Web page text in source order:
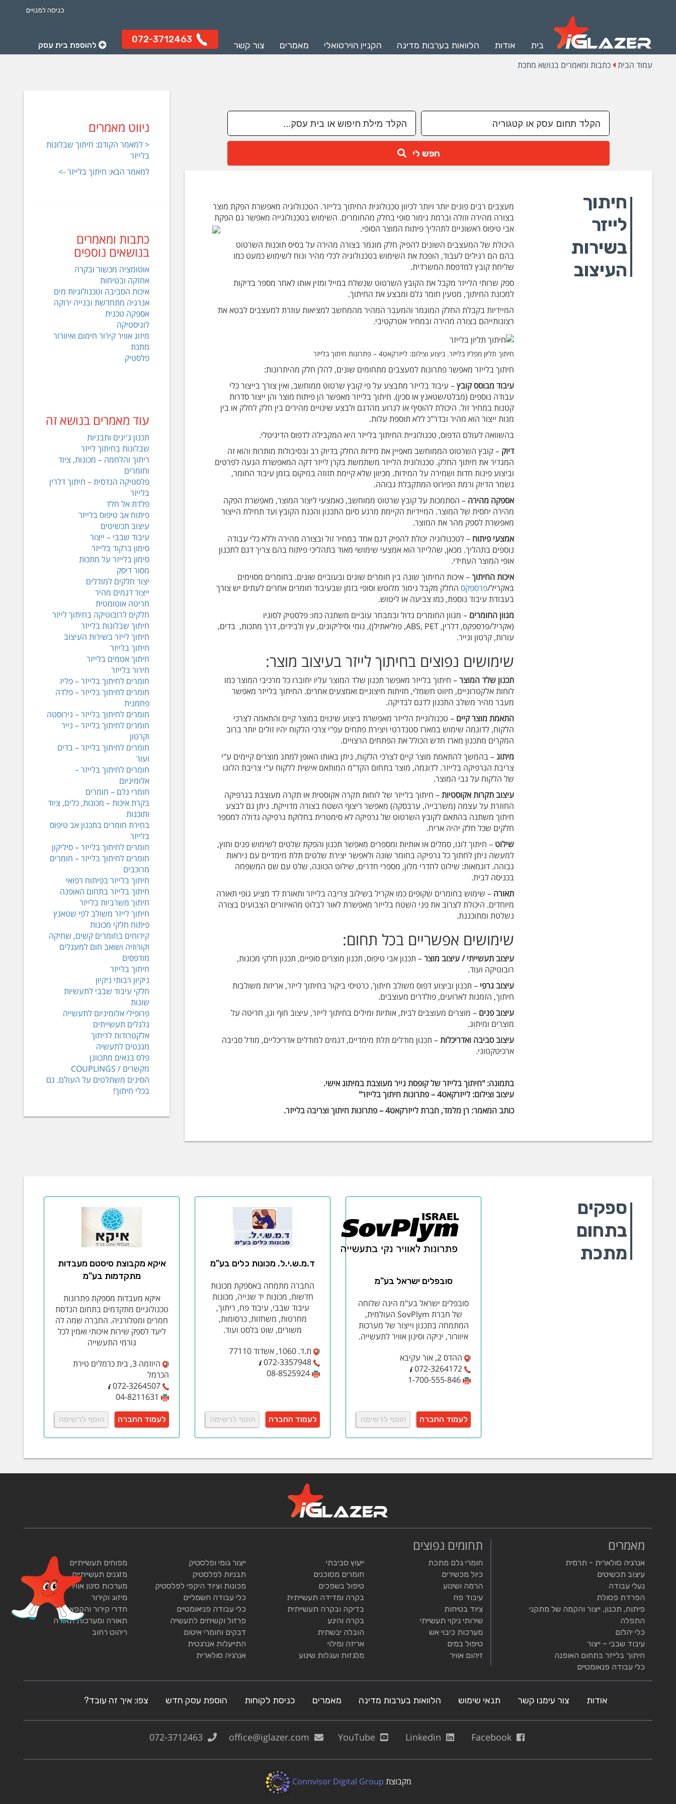
כניסה למנויים
בית אודות הלוואות בערבות מדינה הקניין הוירטואלי מאמרים צור קשר
072-3712463
להוספת בית עסק
עמוד הבית כתבות ומאמרים בנושא מתכת
חפש לי
חיתוך
לייזר
בשירות
העיצוב
מעצבים רבים פונים יותר ויותר לכיוון טכנולוגית החיתוך בלייזר. הטכנולוגיה מאפשרת הפקת מוצר
בצורה מהירה וזולה וברמת גימור סופי בחלק מהחומרים. השימוש בטכנולוגייה מאפשר גם הפקת
אבי טיפוס ראשוניים לתהליך פיתוח המוצר הסופי.
היכולת של המעצבים השונים להפיק חלק מוגמר בצורה מהירה על בסיס תוכנות השרטוט
בהם הם רגילים לעבוד, הופכת את השימוש בטכנולוגיה לכלי מהיר ונוח לשימוש כמעט כמו
שליחת קובץ למדפסת המשרדית.
ספק שרותי הלייזר מקבל את הקובץ השרטוט שנשלח במייל ומזין אותו לאחר מספר בדיקות
למכונת החיתוך, מטעין חומר גלם ומבצע את החיתוך.
המיידיות בקבלת החלק המוגמר והמעבר המהיר מהמחשב למציאות עוזרת למעצבים לבטא את
רצונותייהם בצורה מהירה ובמחיר אטרקטיבי.
חיתוך תליון מפליז בלייזר. ביצוע וצילום: לייזרקאט4 – פתרונות חיתוך בלייזר
חיתוך בלייזר מאפשר פתרונות למעצבים מתחומים שונים, להלן חלק מהיתרונות:
עיבוד מבוסס קובץ– עיבוד בלייזר מתבצע על פי קובץ שרטוט ממוחשב, ואין צורך בייצור כלי
עבודה נוספים (מבלט/שטאנץ או סכין). חיתוך בלייזר מאפשר הן פיתוח מוצר והן ייצור סדרות
קטנות במחיר זול. היכולת להוסיף או לגרוע מהדגם ולבצע שינויים מהירים בין חלק לחלק או בין
מנות ייצור הוא מהיר ובדר"כ ללא תוספת עלות.
בהשוואה לעולם הדפוס, טכנולוגיית החיתוך בלייזר היא המקבילה לדפוס הדיגיטלי.
דיוק – קובץ השרטוט הממוחשב מאפיין את מידות החלק בדיוק רב ובסיבולות מותרות והוא זה
המגדיר את חיתוך החלק. טכנולוגית הלייזר משתמשת בקרן לייזר דקה המאפשרת הגעה לפרטים
וביצוע פינות חדות ושמירה על המידות. מכיוון שלא קיימת תזוזה במיקום בזמן עיבוד החומר,
נשמר הדיוק ורמת הפירוט המתקבלת גבוהה.
אספקה מהירה – הסתמכות על קובץ שרטוט ממוחשב, כאמצעי ליצור המוצר, מאפשרת הפקה
מהירה יחסית של המוצר. המיידיות הקיימת מרגע סיום התכנון והכנת הקובץ ועד תחילת הייצור
מאפשרת לספק מהר את המוצר.
אמצעי פיתוח – לטכנולוגיה יכולת להפיק דגם אחד במחיר זול ובצורה מהירה וללא כלי עבודה
נוספים בתהליך. מכאן, שהלייזר הוא אמצעי שימושי מאוד בתהליכי פיתוח בהם צריך דגם לתכנון
אופי המוצר העתידי.
איכות החיתוך– איכות החיתוך שונה בין חומרים שונים ובעוביים שונים. בחומרים מסוימים
באקריל/פרספקס החלק מקבל גימור מלוטש וסופי בזמן שבעיבוד חומרים אחרים לעתים יש צורך
בעבודת עיבוד נוספת, כמו צביעה או ליטוש.
מגוון החומרים – מגוון החומרים גדול ובמבחר עוביים משתנה כמו: פלסטיק לסוגיו
(אקריל/פרספקס, דלרין, ABS, PET, פוליאתילן), גומי וסיליקונים, עץ ולבידים, דרך מתכות, בדים,
עורות, קרטון ונייר.
שימושים נפוצים בחיתוך לייזר בעיצוב מוצר:
תכנון שלד המוצר– חיתוך בלייזר מאפשר תכנון שלד המוצר עליו יחוברו כל מרכיבי המוצר כמו
לוחות אלקטרוניים, חיווט חשמלי, חזיתות חיצוניים ואמצעים אחרים. החיתוך בלייזר מאפשר
מעבר מהיר משלב התכנון לדגם לבדיקה.
התאמת מוצר קיים – טכנולוגיית הלייזר מאפשרת ביצוע שינוים במוצר קיים והתאמה לצרכי
הלקוח, לדוגמה שימוש במארז סטנדרטי ויצירת פתחים עפ"י צרכי הלקוח יהיו זולים יותר ברוב
המקרים מתכנון מארז חדש הכולל את הפתחים הרצויים.
מיתוג– בהמשך להתאמת מוצר קיים לצרכי הלקוח, ניתן באותו האופן למתג מוצרים קיימים ע"י
צריבת הגרפיקה בלייזר. לדוגמה, מוצר בתחום הקד"מ המותאם אישית ללקוח ע"י צריבת הלוגו
של הלקוח על גבי המוצר.
עיצוב תקרות אקוסטיות– חיתוך בלייזר של לוחות תקרה אקוסטית או תקרה מעוצבת בגרפיקה
החוזרת על עצמה (משרבייה, ערבסקה) מאפשר ריצוף השטח בצורה מדוייקת. ניתן גם לבצע
חיתוך משתנה בהתאם לקובץ השרטוט של גרפיקה לא סימטרית בחלוקת גרפיקה גדולה למספר
חלקים שכל חלק יהיה אריח.
שילוט – חיתוך לוגו, סמלים או אותיות ומספרים מאפשר תכנון והפקת שלטים לשימוש פנים וחוץ,
למעשה ניתן לחתוך כל גרפיקה בחומר שונה ולאפשר יצירת שלטים תלת מימדיים עם ניראות
גבוהה. דוגמאות: שילוט לחדרי מלון, מספרי חדרים, שילוט הכוונה, שלט עם שם המשפחה
בכניסה לבית.
תאורה – שימוש בחומרים שקופים כמו אקריל בשילוב צריבה בלייזר ותאורת לד מציע גופי תאורה
מיוחדים. היכולת לצרוב את פני השטח בלייזר מאפשרת לאור לבלוט מהאיזורים הצבועים בצורה
נשלטת ומתוכננת.
שימושים אפשריים בכל תחום:
עיצוב תעשייתי / עיצוב מוצר– תכנון אבי טיפוס, תכנון מוצרים סופיים, תכנון חלקי מכונות,
רובוטיקה ועוד.
עיצוב גרפי – תכנון וביצוע דפוס משולב חיתוך, כרטיסי ביקור בחיתוך לייזר, אריזות משולבות
חיתוך, הזמנות לארועים, פולדרים מעוצבים.
עיצוב פנים – מוצרים מעוצבים לבית, אותיות ומילים בחיתוך לייזר, עיצוב חוף וגן, חריטה על
מוצרים ומיתוג.
עיצוב סביבה ואדריכלות– תכנון מודלים תלת מימדיים, דגמים למודלים אדריכליים, מודל סביבה
ארכיטקטוני.
בתמונה: "חיתוך בלייזר של קופסת נייר מעוצבת במיתוג אישי.
עיצוב וצילום: לייזרקאט4 – פתרונות חיתוך בלייזר"
כותב המאמר: רן מלמד, חברת לייזרקאט4 – פתרונות חיתוך וצריבה בלייזר.
ניווט מאמרים
< למאמר הקודם: חיתוך שבלונות
בלייזר
למאמר הבא: חיתוך בלייזר ->
כתבות ומאמרים
בנושאים נוספים
אוטומציה מכשור ובקרה
אחזקה ובטיחות
איכות הסביבה וטכנולוגיות מים
אנרגיה מתחדשת ובנייה ירוקה
אספקה טכנית
לוגיסטיקה
מיזוג אוויר קירור חימום ואיוורור
מתכת
פלסטיק
עוד מאמרים בנושא זה
תכנון ג'יגים ותבניות
שבלונות בחיתוך לייזר
ריתוך והלחמה – מכונות, ציוד
וחומרים
פלסטיקה הנדסית – חיתוך דלרין
בלייזר
פלדת אל חלד
פיתוח אב טיפוס בלייזר
עיצוב תכשיטים
עיבוד שבבי – ייצור
סימון ברקוד בלייזר
סימון בלייזר על מתכות
מסור דיסק
יצור חלקים למודלים
ייצור דגמים מהיר
חריטה אוטומטית
חלקים לרובוטיקה בחיתוך לייזר
חיתוך שבלונות בלייזר
חיתוך לייזר בשירות העיצוב
חיתוך בלייזר
חיתוך אטמים בלייזר
חירור בלייזר
חומרים לחיתוך בלייזר – פליז
חומרים לחיתוך בלייזר – פלדה
פחמנית
חומרים לחיתוך בלייזר – נירוסטה
חומרים לחיתוך בלייזר – נייר
וקרטון
חומרים לחיתוך בלייזר – בדים
ועור
חומרים לחיתוך בלייזר –
אלומיניום
חומרי גלם – חומרים
בקרת איכות – מכונות, כלים, ציוד
ותוכנות
בחירת חומרים בתכנון אב טיפוס
בלייזר
חומרים לחיתוך בלייזר – סיליקון
חומרים לחיתוך בלייזר – חומרים
מרוכבים
חיתוך בלייזר בפיתוח רפואי
חיתוך בלייזר בתחום האופנה
חיתוך משרביות בלייזר
חיתוך לייזר משולב לפי שטאנץ
פיתוח חלקי מכונות
קידוחים בחומרים קשים, שחיקה
וקורוזיה ושואב חום למעגלים
מודפסים
חיתוך בלייזר
ניקיון רבותי ניקיון
חלקי עיבוד שבבי לתעשיות
שונות
פרופילי אלומיניום לתעשייה
גלגלים תעשייתים
אלקטרודות לריתוך
מגנטים לתעשיה
פלס בנאים מתכוונן
מקשרים / COUPLINGS
הסינים משתלטים על העולם. גם
בכלי חיתוך!
ספקים
בתחום
מתכת
סובפלים ישראל בע"מ
סובפלים ישראל בע"מ הינה שלוחה
של חברת SovPlym העולמית,
המתמחה בתכנון וייצור של מערכות
איוורור, יניקה וסינון אוויר לתעשייה.
ההדס 2, אור עקיבא
072-3264172
1-700-555-846
לעמוד החברה הוסף לרשימה
ד.מ.ש.י.ל. מכונות כלים בע"מ
החברה מתמחה באספקת מכונות
חדשות, מכונות יד שנייה, מכונות
עיבוד שבבי, עיבוד פח, ריתוך,
מחרטות, משחזות, כרסומות,
משורים, שוט בלסט ועוד.
ת.ד. 1060, אשדוד 77110
072-3357948
08-8525924
לעמוד החברה הוסף לרשימה
איקא מקבוצת סיסטם מעבדות
מתקדמות בע"מ
איקא מעבדות מספקת פתרונות
טכנולוגיים מתקדמים בתחום הנדסת
חמרים ומטלורגיה. החברה שמה לה
ליעד לספק שירות איכותי ואמין לכל
גורמי התעשייה
היוזמה 3, בית כרמלים טירת
הכרמל
072-3264507
04-8211631
לעמוד החברה הוסף לרשימה
מאמרים
אנרגיה סולארית - תרמית
עיצוב תכשיטים
נעלי עבודה
הפרדת פסולת
פיתוח, תכנון, ייצור והקמה של מתקני
התפלה
כלי יהלום
עיבוד שבבי – ייצור
חיתוך בלייזר בתחום האופנה
כלי עבודה פנאומטיים
תחומים נפוצים
חומרי גלם מתכת
כיול מכשירים
הרמה ושינוע
עיבוד פח
ציוד בטיחות
שירותי ניקוי תעשייתי
מערכות כיבוי אש
טיפול במים
זיהום אוויר
ייעוץ סביבתי
חומרים מסוכנים
טיפול בשפכים
בקרה ומדידה תעשייתית
בדיקה ובקרה תעשייתית
בקרה והינע
הובלה יבשתית
אריזה ומילוי
מלגזות ועגלות שינוע
ייצור גומי ופלסטיק
תבניות לפלסטיק
מכונות וציוד היקפי לפלסטיק
כלי עבודה חשמליים
כלי עבודה פניאומטיים
פרזול וקשיחים לתעשייה
דבקים וחומרי איטום
התייעלות אנרגטית
אנרגיה סולארית
מפוחים תעשייתיים
מזגנים תעשייתיים
מערכות סינון אוויר
מיזוג וקירור
חדרי קירור והקפאה
תאורה ומערכות תאורה
ריהוט רחוב
אודות צור עימנו קשר תנאי שימוש הלוואות בערבות מדינה מאמרים כניסת לקוחות הוספת עסק חדש צפו: איך זה עובד?
Facebook
072-3712463
מקבוצת Connvisor Digital Group